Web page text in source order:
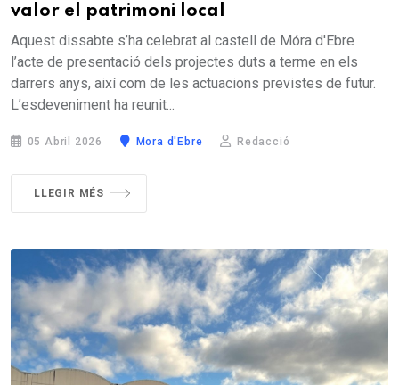
valor el patrimoni local
Aquest dissabte s’ha celebrat al castell de Móra d'Ebre
l’acte de presentació dels projectes duts a terme en els
darrers anys, així com de les actuacions previstes de futur.
L’esdeveniment ha reunit...
05 Abril 2026 Mora d'Ebre Redacció
LLEGIR MÉS